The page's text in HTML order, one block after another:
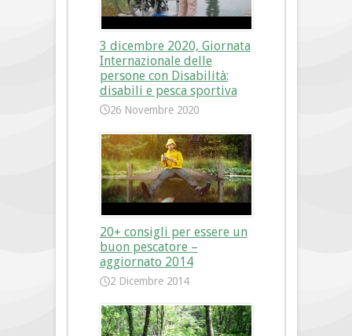
3 dicembre 2020, Giornata
Internazionale delle
persone con Disabilità:
disabili e pesca sportiva
26 Novembre 2020
20+ consigli per essere un
buon pescatore –
aggiornato 2014
2 Dicembre 2014